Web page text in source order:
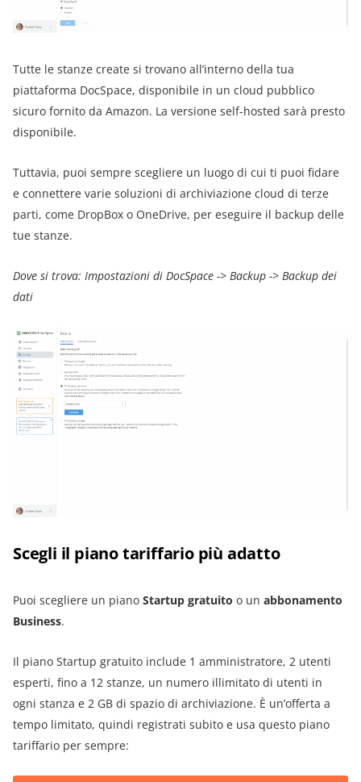
Tutte le stanze create si trovano all’interno della tua
piattaforma DocSpace, disponibile in un cloud pubblico
sicuro fornito da Amazon. La versione self-hosted sarà presto
disponibile.
Tuttavia, puoi sempre scegliere un luogo di cui ti puoi fidare
e connettere varie soluzioni di archiviazione cloud di terze
parti, come DropBox o OneDrive, per eseguire il backup delle
tue stanze.
Dove si trova: Impostazioni di DocSpace -> Backup -> Backup dei
dati
Scegli il piano tariffario più adatto
Puoi scegliere un piano Startup gratuito o un abbonamento
Business.
Il piano Startup gratuito include 1 amministratore, 2 utenti
esperti, fino a 12 stanze, un numero illimitato di utenti in
ogni stanza e 2 GB di spazio di archiviazione. È un’offerta a
tempo limitato, quindi registrati subito e usa questo piano
tariffario per sempre: